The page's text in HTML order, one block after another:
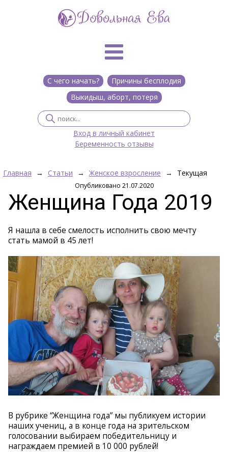
С чего начать?
Причины бесплодия
Выкидыш, аборт, потеря
Вход в личный кабинет
Беременность отзывы
Главная → Статьи → Женское взросление → Текущая
Опубликовано 21.07.2020
Женщина Года 2019
Я нашла в себе смелость исполнить свою мечту
стать мамой в 45 лет!
В рубрике “Женщина года” мы публикуем истории
наших учениц, а в конце года на зрительском
голосовании выбираем победительницу и
награждаем премией в 10 000 рублей!